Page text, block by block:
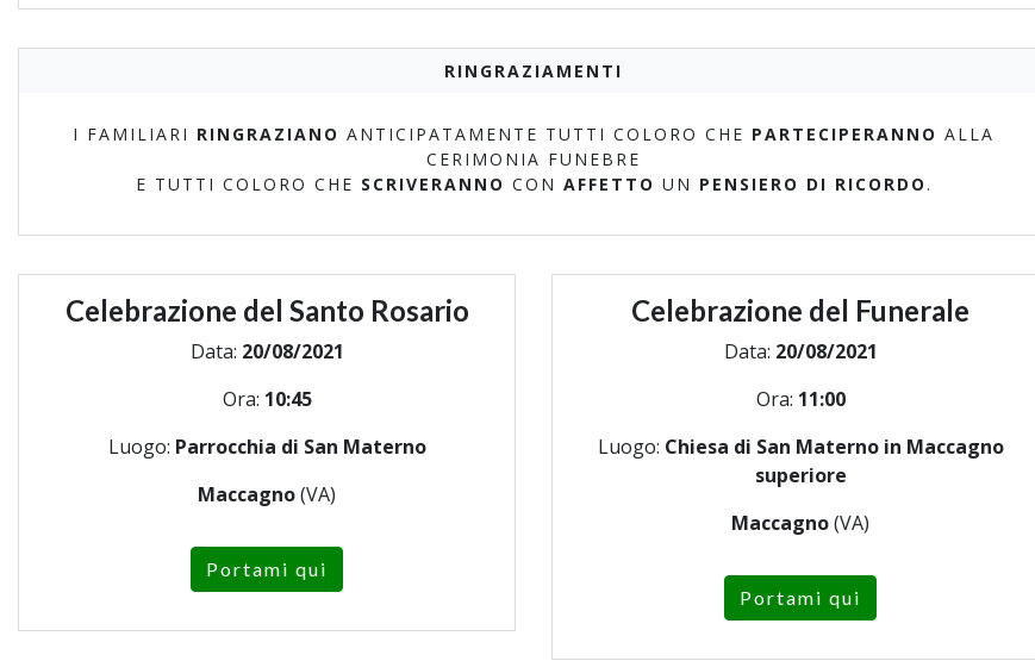
RINGRAZIAMENTI
I FAMILIARI RINGRAZIANO ANTICIPATAMENTE TUTTI COLORO CHE PARTECIPERANNO ALLA
CERIMONIA FUNEBRE
E TUTTI COLORO CHE SCRIVERANNO CON AFFETTO UN PENSIERO DI RICORDO .
Celebrazione del Santo Rosario
Data: 20/08/2021
Ora: 10:45
Luogo: Parrocchia di San Materno
Maccagno(VA)
Portami qui
Celebrazione del Funerale
Data: 20/08/2021
Ora: 11:00
Luogo: Chiesa di San Materno in Maccagno
superiore
Maccagno(VA)
Portami qui